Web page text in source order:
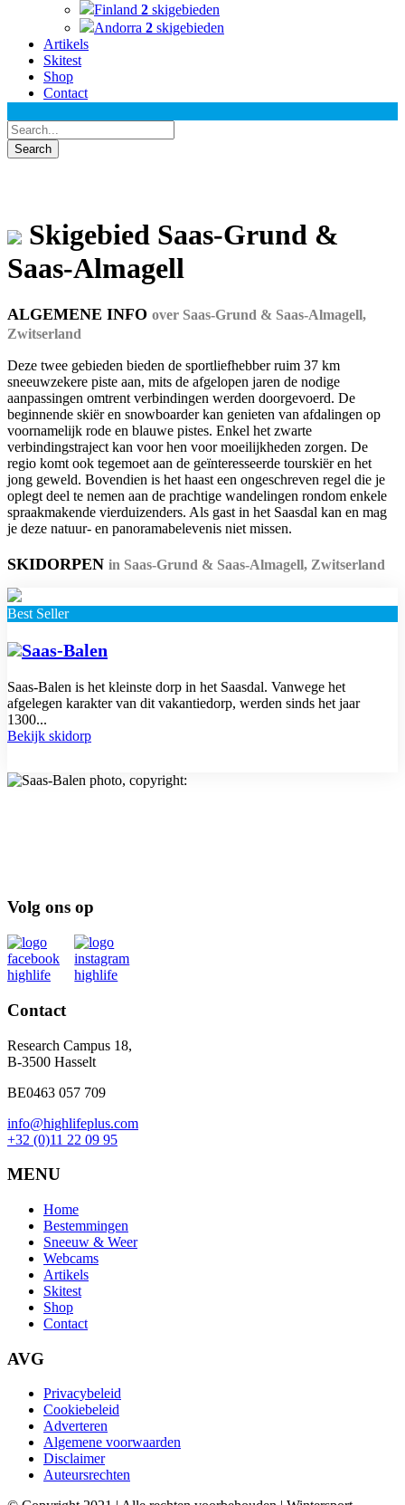
Finland 2 skigebieden
Andorra 2 skigebieden
Artikels
Skitest
Shop
Contact
Skigebied Saas-Grund &
Saas-Almagell
ALGEMENE INFO over Saas-Grund & Saas-Almagell,
Zwitserland
Deze twee gebieden bieden de sportliefhebber ruim 37 km
sneeuwzekere piste aan, mits de afgelopen jaren de nodige
aanpassingen omtrent verbindingen werden doorgevoerd. De
beginnende skiër en snowboarder kan genieten van afdalingen op
voornamelijk rode en blauwe pistes. Enkel het zwarte
verbindingstraject kan voor hen voor moeilijkheden zorgen. De
regio komt ook tegemoet aan de geïnteresseerde tourskiër en het
jong geweld. Bovendien is het haast een ongeschreven regel die je
oplegt deel te nemen aan de prachtige wandelingen rondom enkele
spraakmakende vierduizenders. Als gast in het Saasdal kan en mag
je deze natuur- en panoramabelevenis niet missen.
SKIDORPEN in Saas-Grund & Saas-Almagell, Zwitserland
Best Seller
Saas-Balen
Saas-Balen is het kleinste dorp in het Saasdal. Vanwege het
afgelegen karakter van dit vakantiedorp, werden sinds het jaar
1300...
Bekijk skidorp
Volg ons op
Contact
Research Campus 18,
B-3500 Hasselt
BE0463 057 709
info@highlifeplus.com
+32 (0)11 22 09 95
MENU
Home
Bestemmingen
Sneeuw & Weer
Webcams
Artikels
Skitest
Shop
Contact
AVG
Privacybeleid
Cookiebeleid
Adverteren
Algemene voorwaarden
Disclaimer
Auteursrechten